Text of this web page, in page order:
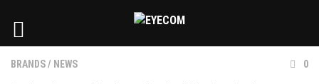
BRANDS/ NEWS 0